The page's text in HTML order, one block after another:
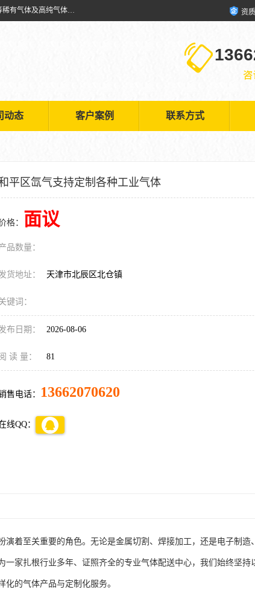
天津市利信工业气体经销部主要经营销售供应氧气、乙炔气、氩气、氮气、二氧化碳等大宗气体以及氦气、氪气、氖气、氙气等稀有气体及高纯气体的配送租赁 资
动态 客户案例 联系方式
平区氙气支持定制各种工业气体
格： 面议
品数量：
货地址： 天津市北辰区北仓镇
键词：
布日期： 2026-08-06
读 量： 81
售电话： 13662070620
线QQ：
着至关重要的角色。无论是金属切割、焊接加工，还是电子制造
家扎根行业多年、证照齐全的专业气体配送中心，我们始终坚持
的气体产品与定制化服务。